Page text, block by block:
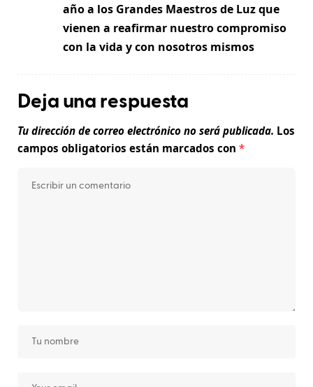
año a los Grandes Maestros de Luz que
vienen a reafirmar nuestro compromiso
con la vida y con nosotros mismos
Deja una respuesta
Tu dirección de correo electrónico no será publicada. Los
campos obligatorios están marcados con *